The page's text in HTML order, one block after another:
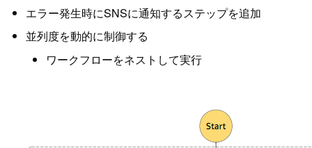
エラー発生時にSNSに通知するステップを追加
並列度を動的に制御する
ワークフローをネストして実行